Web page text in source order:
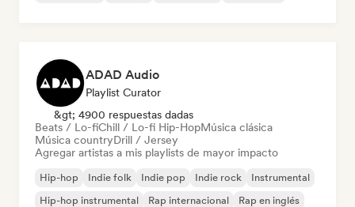
ADAD Audio
Playlist Curator
&gt; 4900 respuestas dadas
Beats / Lo-fiChill / Lo-fi Hip-HopMúsica clásica
Música countryDrill / Jersey
Agregar artistas a mis playlists de mayor impacto
Hip-hop Indie folk Indie pop Indie rock
Instrumental
Hip-hop instrumental
Rap internacional Rap en inglés